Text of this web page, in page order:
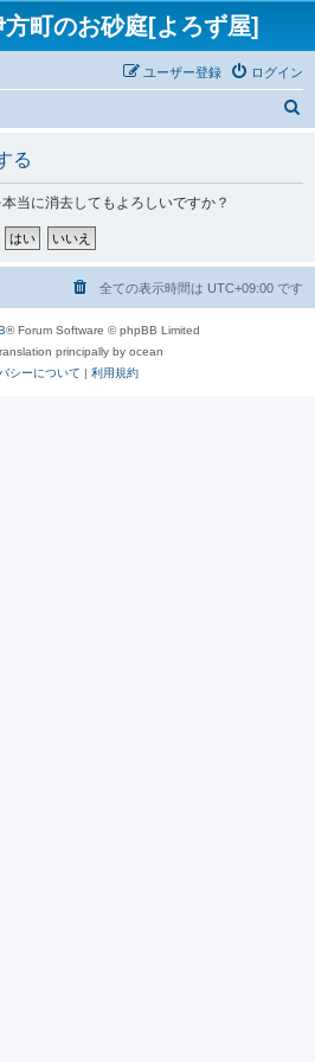
町のお砂庭[よろず屋]
ログイン
ユーザー登録
る
当に消去してもよろしいですか？
全ての表示時間は UTC+09:00 です
® Forum Software © phpBB Limited
principally by ocean
シーについて | 利用規約